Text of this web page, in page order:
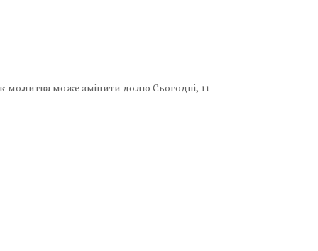
молитва може змінити долю Сьогодні, 11